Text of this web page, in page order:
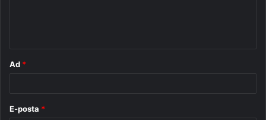
Ad *
E-posta *